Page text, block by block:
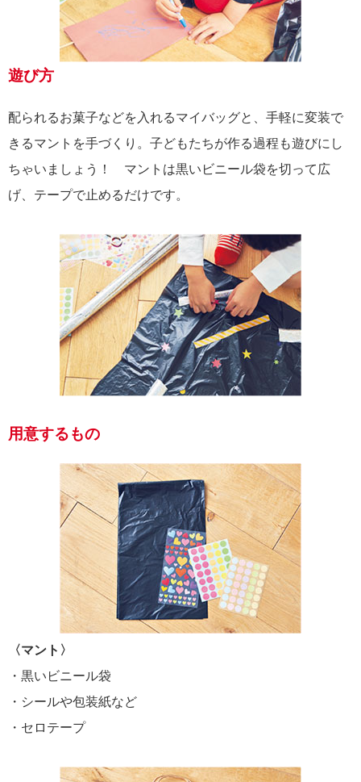
遊び方
配られるお菓子などを入れるマイバッグと、手軽に変装で
きるマントを手づくり。子どもたちが作る過程も遊びにし
ちゃいましょう！ マントは黒いビニール袋を切って広
げ、テープで止めるだけです。
用意するもの
〈マント〉
・黒いビニール袋
・シールや包装紙など
・セロテープ